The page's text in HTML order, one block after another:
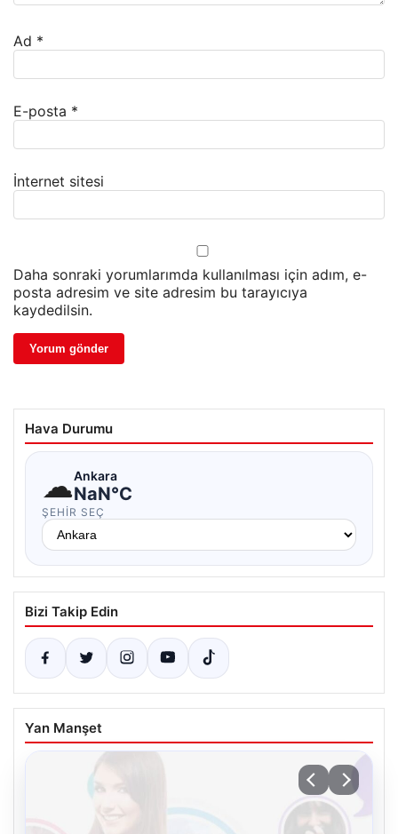
Ad *
E-posta *
İnternet sitesi
Daha sonraki yorumlarımda kullanılması için adım, e-
posta adresim ve site adresim bu tarayıcıya
kaydedilsin.
Hava Durumu
☁Ankara
NaN°C
ŞEHIR SEÇ
Bizi Takip Edin
Yan Manşet